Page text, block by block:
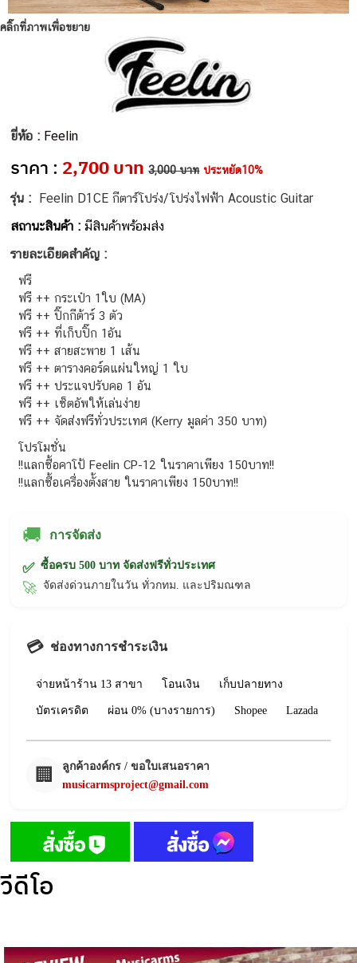
คลิ๊กที่ภาพเพื่อขยาย
ยี่ห้อ : Feelin
ราคา : 2,700 บาท 3,000 บาท ประหยัด10%
รุ่น : Feelin D1CE กีตาร์โปร่ง/โปร่งไฟฟ้า Acoustic Guitar
สถานะสินค้า :มีสินค้าพร้อมส่ง
รายละเอียดสำคัญ :
ฟรี
ฟรี ++ กระเป๋า 1ใบ (MA)
ฟรี ++ ปิ๊กกีต้าร์ 3 ตัว
ฟรี ++ ที่เก็บปิ๊ก 1อัน
ฟรี ++ สายสะพาย 1 เส้น
ฟรี ++ ตารางคอร์ดแผ่นใหญ่ 1 ใบ
ฟรี ++ ประแจปรับคอ 1 อัน
ฟรี ++ เซ็ตอัพให้เล่นง่าย
ฟรี ++ จัดส่งฟรีทั่วประเทศ (Kerry มูลค่า 350 บาท)
โปรโมชั่น
!!แลกซื้อคาโป้ Feelin CP-12 ในราคาเพียง 150บาท!!
!!แลกซื้อเครื่องตั้งสาย ในราคาเพียง 150บาท!!
🚚 การจัดส่ง
✅ ซื้อครบ 500 บาท จัดส่งฟรีทั่วประเทศ
🚀 จัดส่งด่วนภายในวัน ทั่วกทม. และปริมณฑล
💳 ช่องทางการชำระเงิน
จ่ายหน้าร้าน 13 สาขา โอนเงิน เก็บปลายทาง
บัตรเครดิต ผ่อน 0% (บางรายการ) Shopee Lazada
🏢
ลูกค้าองค์กร / ขอใบเสนอราคา
musicarmsproject@gmail.com
วีดีโอ